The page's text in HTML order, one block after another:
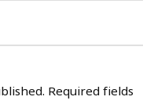
Required fields